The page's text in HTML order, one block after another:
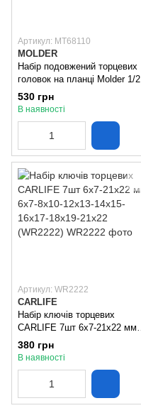
Артикул: MT68110
MOLDER
Набір подовжений торцевих
головок на планці Molder 1/2"
10-24 мм CR-V 10шт
(MT68110)
530 грн
В наявності
Артикул: WR2222
CARLIFE
Набір ключів торцевих
CARLIFE 7шт 6х7-21х22 мм
6х7-8х10-12х13-14х15-16х17-
18х19-21х22 (WR2222)
380 грн
В наявності